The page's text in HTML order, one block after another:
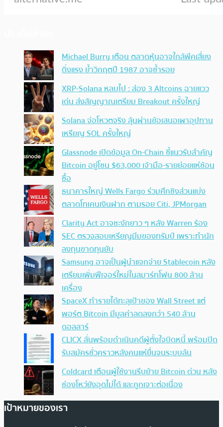
Michael Burry เตือน ตลาดหุ้นอาจใกล้พีคเสี่ยง
ดิ่งแรง ย้ำวิกฤตปี 1987 อาจซ้ำรอย
XRP-Solana หลบไป : ส่อง 3 Altcoins ฉายแวว
เด่น ส่งสัญญาณเตรียม Breakout ครั้งใหญ่
Solana จ่อโหวตจริง ลุ้นผ่านข้อเสนอเผาอุปทาน
เหรียญ SOL ครั้งใหญ่
Glassnode เปิดข้อมูล On-Chain ชี้แนวรับสำคัญ
Bitcoin อยู่โซน $63,000 เจ้ามือ-รายย่อยแห่ช้อน
ซื้อ
ธนาคารใหญ่ Wells Fargo ร่วมศึกชิงส่วนแบ่ง
ตลาดโทเคนเงินฝาก ตามรอย Citi, JPMorgan
Clarity Act อาจชะงักยาว ๆ หลัง Warren ร้อง
SEC ตรวจสอบเหรียญมีมของทรัมป์ เพราะทำนัก
ลงทุนขาดทุนยับ
Samsung อาจเป็นผู้นำแจกจ่าย Stablecoin หลัง
เตรียมเพิ่มฟีเจอร์ใหม่ในสมาร์ทโฟน 800 ล้าน
เครื่อง
SpaceX ทำรายได้ทะลุเป้าของ Wall Street แต่
พอร์ต Bitcoin มีมูลค่าลดลงกว่า 540 ล้าน
ดอลลาร์
CLICX ลั่นพร้อมดำเนินคดีผู้ตั้งใจบิดหนี้ พร้อมปิด
รับสมัครชั่วคราวหลังคนแห่ยื่นจนระบบล้น
Coldcard เตือนผู้ใช้งานรีบย้าย Bitcoin ด่วน หลัง
ช่องโหว่ยังอุดไม่ได้ และถูกเจาะต่อเนื่อง
เป้าหมายของเรา